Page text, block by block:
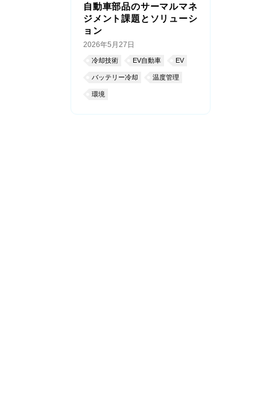
自動車部品のサーマルマネ
ジメント課題とソリューシ
ョン
2026年5月27日
冷却技術 EV自動車 EV
バッテリー冷却 温度管理
環境